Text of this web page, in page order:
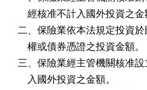
經核准不計入國外投資之金
二、保險業依本法規定投資
    權或債券憑證之投資金額。
三、保險業經主管機關核准
    入國外投資之金額。